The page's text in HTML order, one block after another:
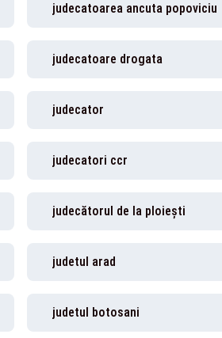
judecatoarea ancuta popoviciu
judecatoare drogata
judecator
judecatori ccr
judecătorul de la ploiești
judetul arad
judetul botosani